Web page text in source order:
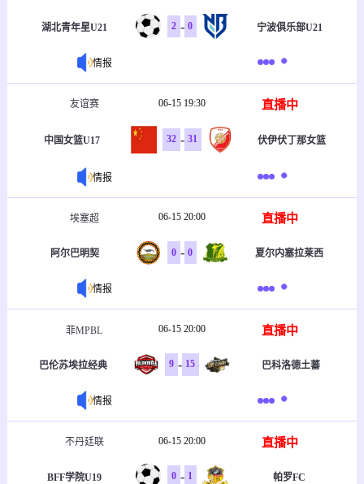
湖北青年星U21 2 - 0 宁波俱乐部U21
情报
友谊赛 06-15 19:30 直播中
中国女篮U17 32 - 31 伏伊伏丁那女篮
情报
埃塞超 06-15 20:00 直播中
阿尔巴明契 0 - 0 夏尔内塞拉莱西
情报
菲MPBL 06-15 20:00 直播中
巴伦苏埃拉经典 9 - 15 巴科洛德土蕃
情报
不丹廷联 06-15 20:00 直播中
BFF学院U19 0 - 1 帕罗FC